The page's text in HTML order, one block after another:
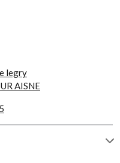
legry
AISNE